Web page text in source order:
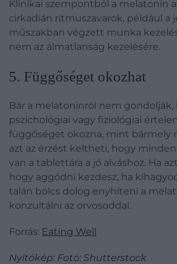
Klinikai szempontból a melatonin
cirkadián ritmuszavarok, például a
műszakban végzett munka
nem az álmatlanság kezelésére.
​5. Függőséget okozhat
Bár a melatoninról nem gondolják,
pszichológiai vagy fiziológiai
függőséget okozna, mint bármely
azt az érzést keltheti, hogy
van a tablettára a jó alváshoz. Ha
hogy aggódni kezdesz, ha
talán bölcs dolog enyhíteni a
konzultálni az orvosoddal.
Forrás: Eating Well
Nyitókép: Fotó: Shutterstock